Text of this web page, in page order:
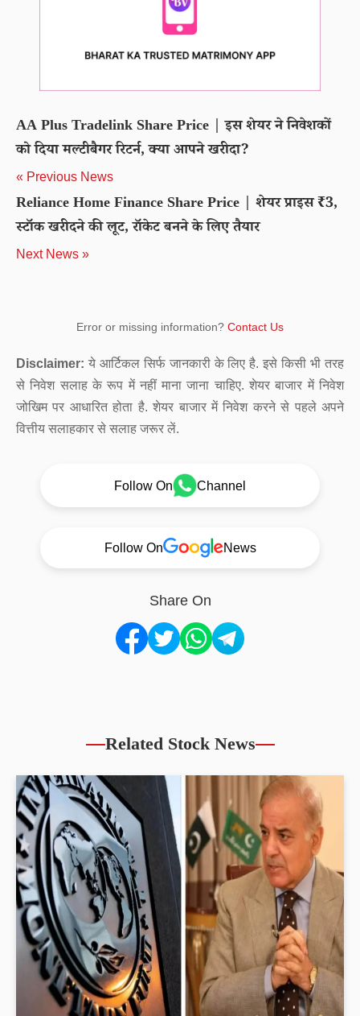
AA Plus Tradelink Share Price | इस शेयर ने निवेशकों
को दिया मल्टीबैगर रिटर्न, क्या आपने खरीदा?
« Previous News
Reliance Home Finance Share Price | शेयर प्राइस ₹3,
स्टॉक खरीदने की लूट, रॉकेट बनने के लिए तैयार
Next News »
Error or missing information? Contact Us
Disclaimer: ये आर्टिकल सिर्फ जानकारी के लिए है. इसे किसी भी तरह
से निवेश सलाह के रूप में नहीं माना जाना चाहिए. शेयर बाजार में निवेश
जोखिम पर आधारित होता है. शेयर बाजार में निवेश करने से पहले अपने
वित्तीय सलाहकार से सलाह जरूर लें.
Follow On Channel
Follow On News
Share On
Related Stock News